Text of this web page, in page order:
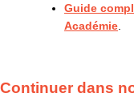
Guide
Académie
Continuer dans